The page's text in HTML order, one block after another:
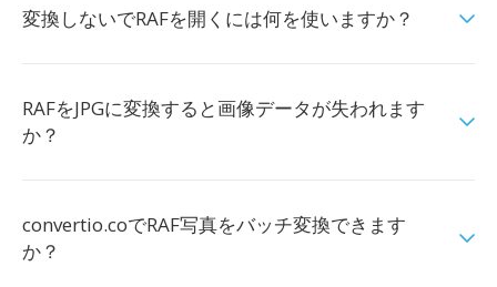
変換しないでRAFを開くには何を使いますか？
RAFをJPGに変換すると画像データが失われます
か？
convertio.coでRAF写真をバッチ変換できます
か？